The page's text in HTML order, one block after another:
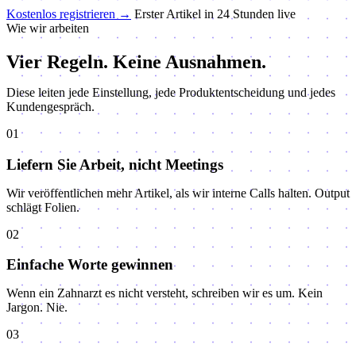
Kostenlos registrieren → Erster Artikel in 24 Stunden live
Wie wir arbeiten
Vier Regeln. Keine Ausnahmen.
Diese leiten jede Einstellung, jede Produktentscheidung und jedes
Kundengespräch.
01
Liefern Sie Arbeit, nicht Meetings
Wir veröffentlichen mehr Artikel, als wir interne Calls halten. Output
schlägt Folien.
02
Einfache Worte gewinnen
Wenn ein Zahnarzt es nicht versteht, schreiben wir es um. Kein
Jargon. Nie.
03